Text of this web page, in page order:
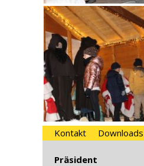
Kontakt Downloads
Präsident